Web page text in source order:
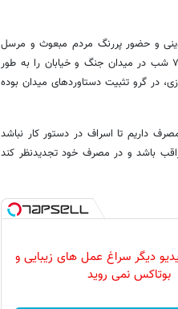
و حضور پررنگ مردم مبعوث و مرسل
که حجتی برای مردم دنیا هستند، مهم است و باید همین حضور بیش از ۷۰ شب در میدان جنگ و خیابان را به طور
گرو تثبیت دستاوردهای میدان بوده
داریم تا اسراف در دستور کار نباشد
باشد و در مصرف خود تجدیدنظر کند
دیگر سراغ عمل های زیبایی و
بوتاکس نمی روید